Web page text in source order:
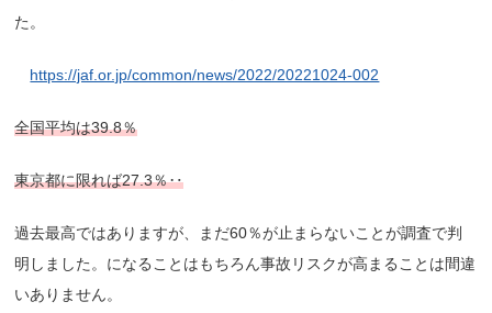
た。
https://jaf.or.jp/common/news/2022/20221024-002
全国平均は39.8％
東京都に限れば27.3％‥
過去最高ではありますが、まだ60％が止まらないことが調査で判
明しました。 になることはもちろん事故リスクが高まることは間違
いありません。